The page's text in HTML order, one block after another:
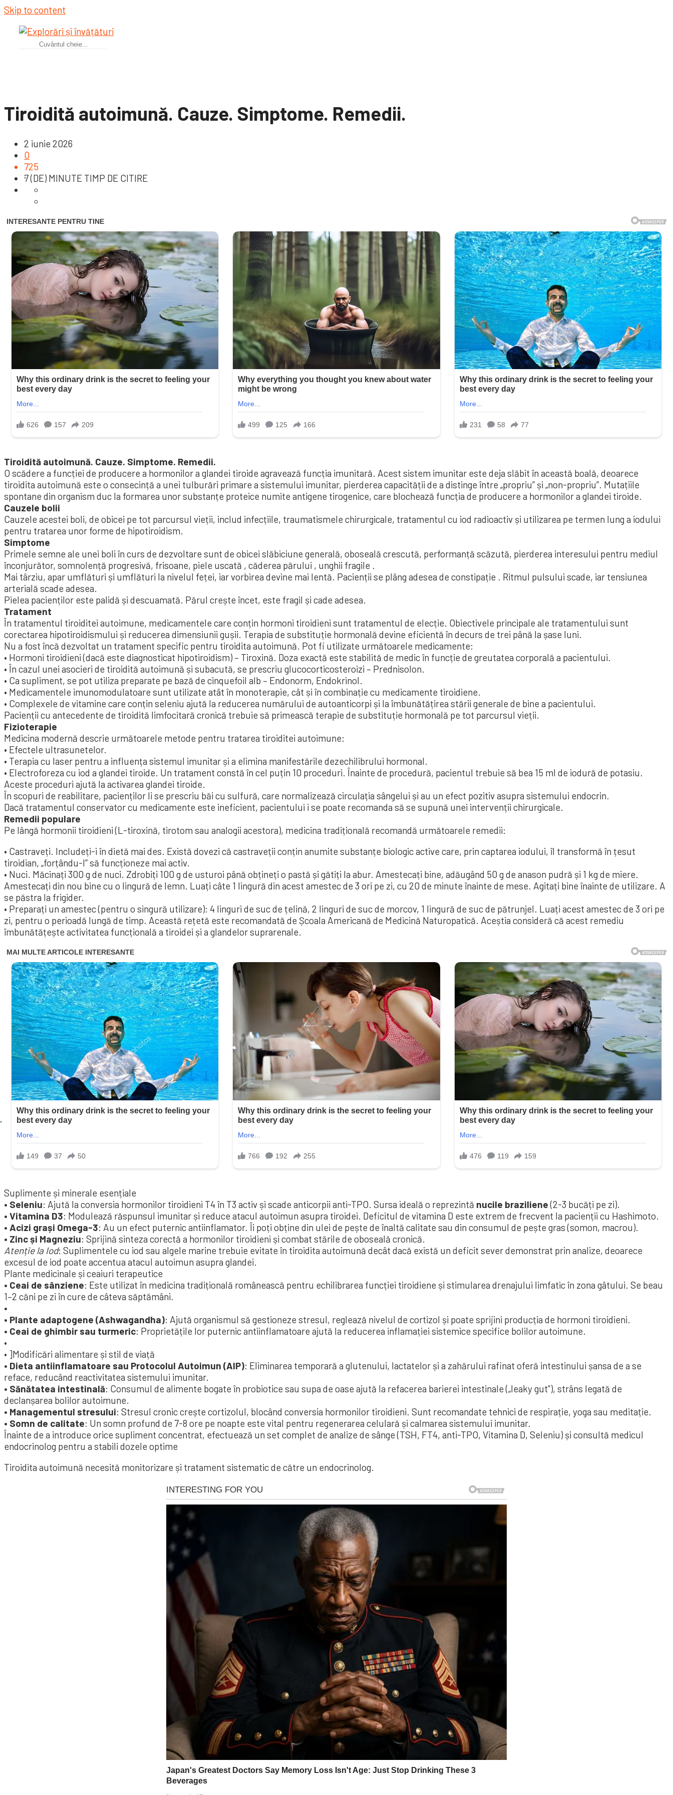
Skip to content
Tiroidită autoimună. Cauze. Simptome. Remedii.
2 iunie 2026
0
725
7 (DE) MINUTE TIMP DE CITIRE
Tiroidită autoimună. Cauze. Simptome. Remedii.
O scădere a funcției de producere a hormonilor a glandei tiroide agravează funcția imunitară. Acest sistem imunitar este deja slăbit în această boală, deoarece
tiroidita autoimună este o consecință a unei tulburări primare a sistemului imunitar, pierderea capacității de a distinge între „propriu” și „non-propriu”. Mutațiile
spontane din organism duc la formarea unor substanțe proteice numite antigene tirogenice, care blochează funcția de producere a hormonilor a glandei tiroide.
Cauzele bolii
Cauzele acestei boli, de obicei pe tot parcursul vieții, includ infecțiile, traumatismele chirurgicale, tratamentul cu iod radioactiv și utilizarea pe termen lung a iodului
pentru tratarea unor forme de hipotiroidism.
Simptome
Primele semne ale unei boli în curs de dezvoltare sunt de obicei slăbiciune generală, oboseală crescută, performanță scăzută, pierderea interesului pentru mediul
înconjurător, somnolență progresivă, frisoane, piele uscată , căderea părului , unghii fragile .
Mai târziu, apar umflături și umflături la nivelul feței, iar vorbirea devine mai lentă. Pacienții se plâng adesea de constipație . Ritmul pulsului scade, iar tensiunea
arterială scade adesea.
Pielea pacienților este palidă și descuamată. Părul crește încet, este fragil și cade adesea.
Tratament
În tratamentul tiroiditei autoimune, medicamentele care conțin hormoni tiroidieni sunt tratamentul de elecție. Obiectivele principale ale tratamentului sunt
corectarea hipotiroidismului și reducerea dimensiunii gușii. Terapia de substituție hormonală devine eficientă în decurs de trei până la șase luni.
Nu a fost încă dezvoltat un tratament specific pentru tiroidita autoimună. Pot fi utilizate următoarele medicamente:
• Hormoni tiroidieni (dacă este diagnosticat hipotiroidism) – Tiroxină. Doza exactă este stabilită de medic în funcție de greutatea corporală a pacientului.
• În cazul unei asocieri de tiroidită autoimună și subacută, se prescriu glucocorticosteroizi – Prednisolon.
• Ca supliment, se pot utiliza preparate pe bază de cinquefoil alb – Endonorm, Endokrinol.
• Medicamentele imunomodulatoare sunt utilizate atât în ​​monoterapie, cât și în combinație cu medicamente tiroidiene.
• Complexele de vitamine care conțin seleniu ajută la reducerea numărului de autoanticorpi și la îmbunătățirea stării generale de bine a pacientului.
Pacienții cu antecedente de tiroidită limfocitară cronică trebuie să primească terapie de substituție hormonală pe tot parcursul vieții.
Fizioterapie
Medicina modernă descrie următoarele metode pentru tratarea tiroiditei autoimune:
• Efectele ultrasunetelor.
• Terapia cu laser pentru a influența sistemul imunitar și a elimina manifestările dezechilibrului hormonal.
• Electroforeza cu iod a glandei tiroide. Un tratament constă în cel puțin 10 proceduri. Înainte de procedură, pacientul trebuie să bea 15 ml de iodură de potasiu.
Aceste proceduri ajută la activarea glandei tiroide.
În scopuri de reabilitare, pacienților li se prescriu băi cu sulfură, care normalizează circulația sângelui și au un efect pozitiv asupra sistemului endocrin.
Dacă tratamentul conservator cu medicamente este ineficient, pacientului i se poate recomanda să se supună unei intervenții chirurgicale.
Remedii populare
Pe lângă hormonii tiroidieni (L-tiroxină, tirotom sau analogii acestora), medicina tradițională recomandă următoarele remedii:
• Castraveți. Includeți-i în dietă mai des. Există dovezi că castraveții conțin anumite substanțe biologic active care, prin captarea iodului, îl transformă în țesut
tiroidian, „forțându-l” să funcționeze mai activ.
• Nuci. Măcinați 300 g de nuci. Zdrobiți 100 g de usturoi până obțineți o pastă și gătiți la abur. Amestecați bine, adăugând 50 g de anason pudră și 1 kg de miere.
Amestecați din nou bine cu o lingură de lemn. Luați câte 1 lingură din acest amestec de 3 ori pe zi, cu 20 de minute înainte de mese. Agitați bine înainte de utilizare. A
se păstra la frigider.
• Preparați un amestec (pentru o singură utilizare): 4 linguri de suc de țelină, 2 linguri de suc de morcov, 1 lingură de suc de pătrunjel. Luați acest amestec de 3 ori pe
zi, pentru o perioadă lungă de timp. Această rețetă este recomandată de Școala Americană de Medicină Naturopatică. Aceștia consideră că acest remediu
îmbunătățește activitatea funcțională a tiroidei și a glandelor suprarenale.
Suplimente și minerale esențiale
• Seleniu: Ajută la conversia hormonilor tiroidieni T4 în T3 activ și scade anticorpii anti-TPO. Sursa ideală o reprezintă nucile braziliene(2-3 bucăți pe zi).
• Vitamina D3: Modulează răspunsul imunitar și reduce atacul autoimun asupra tiroidei. Deficitul de vitamina D este extrem de frecvent la pacienții cu Hashimoto.
• Acizi grași Omega-3: Au un efect puternic antiinflamator. Îi poți obține din ulei de pește de înaltă calitate sau din consumul de pește gras (somon, macrou).
• Zinc și Magneziu: Sprijină sinteza corectă a hormonilor tiroidieni și combat stările de oboseală cronică.
Atenție la Iod: Suplimentele cu iod sau algele marine trebuie evitate în tiroidita autoimună decât dacă există un deficit sever demonstrat prin analize, deoarece
excesul de iod poate accentua atacul autoimun asupra glandei.
Plante medicinale și ceaiuri terapeutice
• Ceai de sânziene: Este utilizat în medicina tradițională românească pentru echilibrarea funcției tiroidiene și stimularea drenajului limfatic în zona gâtului. Se beau
1–2 căni pe zi în cure de câteva săptămâni.
•
• Plante adaptogene (Ashwagandha): Ajută organismul să gestioneze stresul, reglează nivelul de cortizol și poate sprijini producția de hormoni tiroidieni.
• Ceai de ghimbir sau turmeric: Proprietățile lor puternic antiinflamatoare ajută la reducerea inflamației sistemice specifice bolilor autoimune.
•
• ]Modificări alimentare și stil de viață
• Dieta antiinflamatoare sau Protocolul Autoimun (AIP): Eliminarea temporară a glutenului, lactatelor și a zahărului rafinat oferă intestinului șansa de a se
reface, reducând reactivitatea sistemului imunitar.
• Sănătatea intestinală: Consumul de alimente bogate în probiotice sau supa de oase ajută la refacerea barierei intestinale („leaky gut”), strâns legată de
declanșarea bolilor autoimune.
• Managementul stresului: Stresul cronic crește cortizolul, blocând conversia hormonilor tiroidieni. Sunt recomandate tehnici de respirație, yoga sau meditație.
• Somn de calitate: Un somn profund de 7-8 ore pe noapte este vital pentru regenerarea celulară și calmarea sistemului imunitar.
Înainte de a introduce orice supliment concentrat, efectuează un set complet de analize de sânge (TSH, FT4, anti-TPO, Vitamina D, Seleniu) și consultă medicul
endocrinolog pentru a stabili dozele optime
Tiroidita autoimună necesită monitorizare și tratament sistematic de către un endocrinolog.